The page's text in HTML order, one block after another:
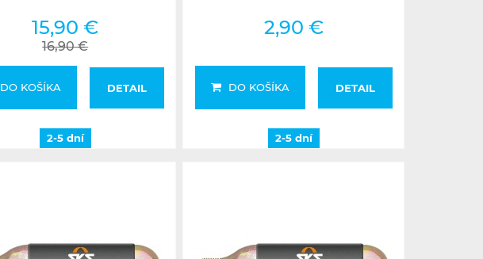
15,90 €
16,90 €
DO KOŠÍKA DETAIL
2-5 dní
2,90 €
DO KOŠÍKA DETAIL
2-5 dní